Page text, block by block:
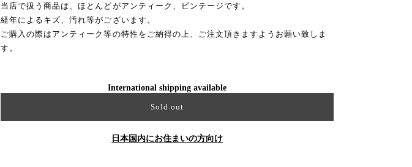
当店で扱う商品は、ほとんどがアンティーク、ビンテージです。
経年によるキズ、汚れ等がございます。
ご購入の際はアンティーク等の特性をご納得の上、ご注文頂きますようお願い致しま
す。
International shipping available
Sold out
日本国内にお住まいの方向け